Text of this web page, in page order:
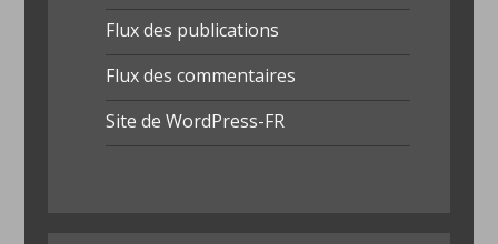
Flux des publications
Flux des commentaires
Site de WordPress-FR